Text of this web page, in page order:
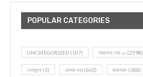
POPULAR CATEGORIES
UNCATEGORIZED (107) আজকের সেরা ১০ (2598)
খেলাধূলো (5) জেলার খবর (602) ঝাড়গ্রাম (388)